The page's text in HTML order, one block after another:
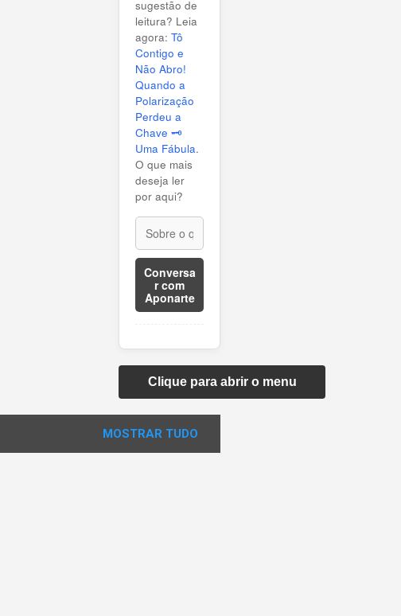
sugestão de
leitura? Leia
agora: Tô
Contigo e
Não Abro!
Quando a
Polarização
Perdeu a
Chave 🗝️
Uma Fábula.
O que mais
deseja ler
por aqui?
Conversa
r com
Aponarte
Clique para abrir o menu
MOSTRAR TUDO